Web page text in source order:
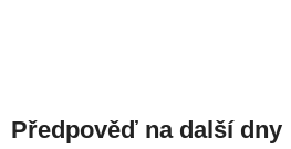
Předpověď na další dny